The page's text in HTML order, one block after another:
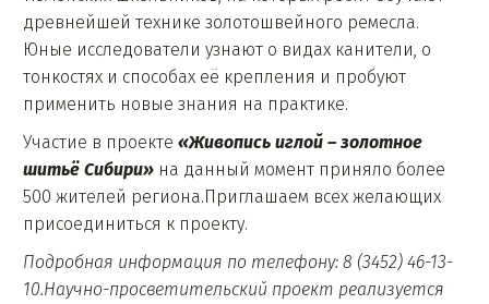
древнейшей технике золотошвейного ремесла.
Юные исследователи узнают о видах канители, о
тонкостях и способах её крепления и пробуют
применить новые знания на практике.
Участие в проекте «Живопись иглой – золотное
шитьё Сибири» на данный момент приняло более
500 жителей региона.Приглашаем всех желающих
присоединиться к проекту.
Подробная информация по телефону: 8 (3452) 46-13-
10.Научно-просветительский проект реализуется